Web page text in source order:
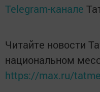
Telegram-канале
Читайте новости
национальном
https://max.ru/